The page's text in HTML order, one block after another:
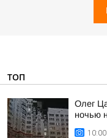
ТОП
Олег
ночью
10:00